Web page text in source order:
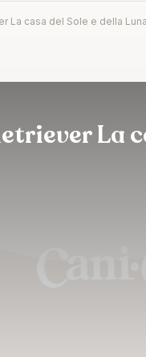
La casa del Sole e della Luna
La